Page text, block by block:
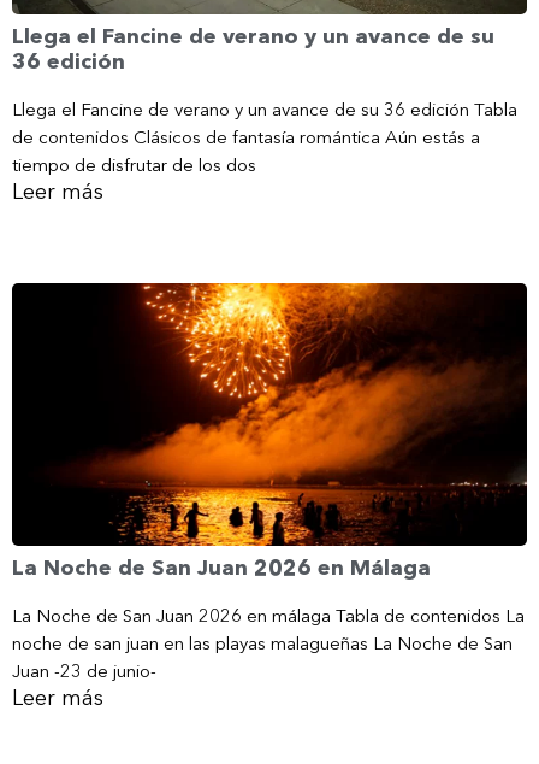
Llega el Fancine de verano y un avance de su
36 edición
Llega el Fancine de verano y un avance de su 36 edición Tabla
de contenidos Clásicos de fantasía romántica Aún estás a
tiempo de disfrutar de los dos
Leer más
La Noche de San Juan 2026 en Málaga
La Noche de San Juan 2026 en málaga Tabla de contenidos La
noche de san juan en las playas malagueñas La Noche de San
Juan -23 de junio-
Leer más